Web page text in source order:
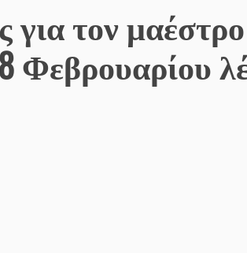
τον μαέστρο
Φεβρουαρίου